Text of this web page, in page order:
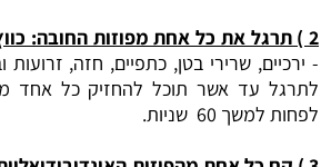
2 ‏) תרגל את כל אחת מפוזות החובה: ‏כווץ כל שריר ושריר
- ירכיים, שרירי בטן, כתפיים, חזה,
לתרגל עד אשר תוכל להחזיק כל אחד
לפחות למשך 60 ‏ שניות.